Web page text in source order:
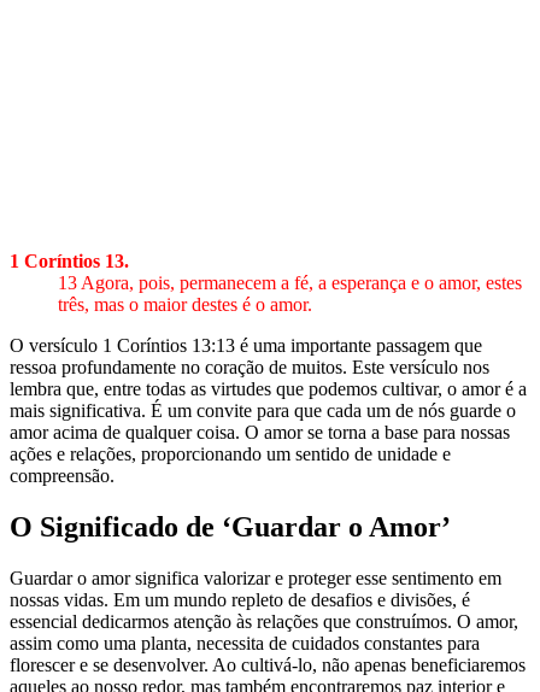
1 Coríntios 13.
13 Agora, pois, permanecem a fé, a esperança e o amor, estes
três, mas o maior destes é o amor.
O versículo 1 Coríntios 13:13 é uma importante passagem que
ressoa profundamente no coração de muitos. Este versículo nos
lembra que, entre todas as virtudes que podemos cultivar, o amor é a
mais significativa. É um convite para que cada um de nós guarde o
amor acima de qualquer coisa. O amor se torna a base para nossas
ações e relações, proporcionando um sentido de unidade e
compreensão.
O Significado de ‘Guardar o Amor’
Guardar o amor significa valorizar e proteger esse sentimento em
nossas vidas. Em um mundo repleto de desafios e divisões, é
essencial dedicarmos atenção às relações que construímos. O amor,
assim como uma planta, necessita de cuidados constantes para
florescer e se desenvolver. Ao cultivá-lo, não apenas beneficiaremos
aqueles ao nosso redor, mas também encontraremos paz interior e